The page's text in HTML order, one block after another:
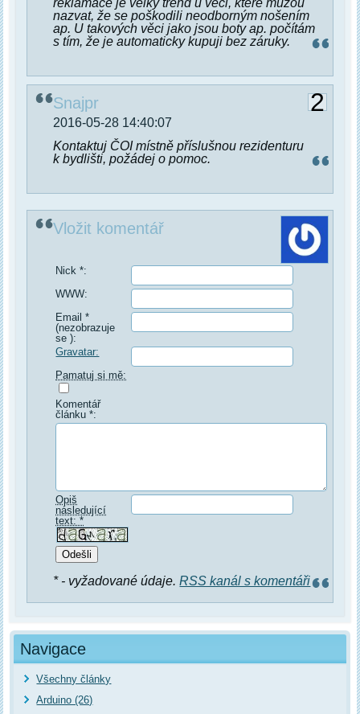
reklamace je velký trend u věci, které můžou
nazvat, že se poškodili neodborným nošením
ap. U takových věci jako jsou boty ap. počítám
s tím, že je automaticky kupuji bez záruky.
2
Snajpr
2016-05-28 14:40:07
Kontaktuj ČOI místně příslušnou rezidenturu
k bydlišti, požádej o pomoc.
Vložit komentář
Nick *:
WWW:
Email *
(nezobrazuje
se ):
Gravatar:
Pamatuj si mě:
Komentář
článku *:
Opiš
následující
text: *
* - vyžadované údaje.RSS kanál s komentáři
Navigace
Všechny články
Arduino (26)